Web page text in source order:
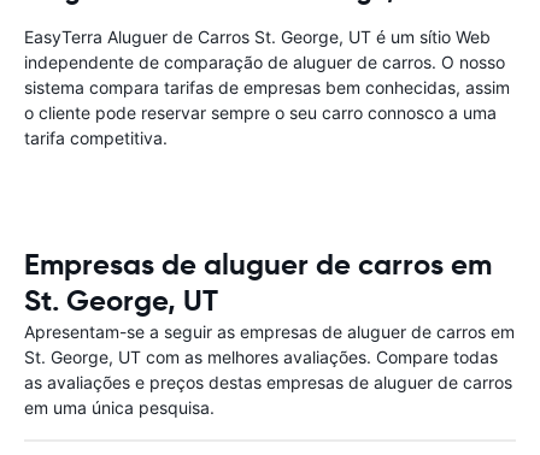
EasyTerra Aluguer de Carros St. George, UT é um sítio Web
independente de comparação de aluguer de carros. O nosso
sistema compara tarifas de empresas bem conhecidas, assim
o cliente pode reservar sempre o seu carro connosco a uma
tarifa competitiva.
Empresas de aluguer de carros em
St. George, UT
Apresentam-se a seguir as empresas de aluguer de carros em
St. George, UT com as melhores avaliações. Compare todas
as avaliações e preços destas empresas de aluguer de carros
em uma única pesquisa.